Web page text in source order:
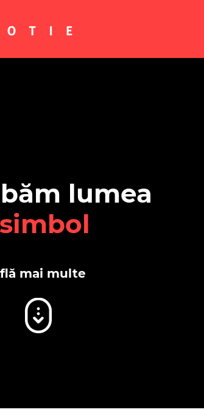
lumea
simbol
mai multe